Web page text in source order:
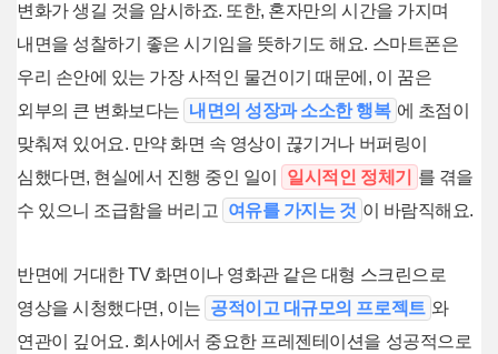
변화가 생길 것을 암시하죠. 또한, 혼자만의 시간을 가지며
내면을 성찰하기 좋은 시기임을 뜻하기도 해요. 스마트폰은
우리 손안에 있는 가장 사적인 물건이기 때문에, 이 꿈은
외부의 큰 변화보다는 내면의 성장과 소소한 행복 에 초점이
맞춰져 있어요. 만약 화면 속 영상이 끊기거나 버퍼링이
심했다면, 현실에서 진행 중인 일이
일시적인 정체기
를 겪을
수 있으니 조급함을 버리고 여유를 가지는 것 이 바람직해요.
반면에 거대한 TV 화면이나 영화관 같은 대형 스크린으로
영상을 시청했다면, 이는 공적이고 대규모의 프로젝트 와
연관이 깊어요. 회사에서 중요한 프레젠테이션을 성공적으로